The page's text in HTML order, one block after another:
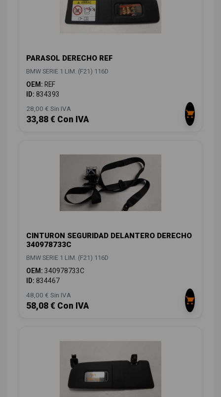
PARASOL DERECHO REF
BMW SERIE 1 LIM. (F21) 116D
OEM: REF
ID: 834393
28,00 € Sin IVA
33,88 € Con IVA
CINTURON SEGURIDAD DELANTERO DERECHO
340978733C
BMW SERIE 1 LIM. (F21) 116D
OEM: 340978733C
ID: 834467
48,00 € Sin IVA
58,08 € Con IVA